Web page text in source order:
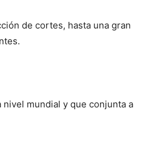
de cortes, hasta una gran
mundial y que conjunta a